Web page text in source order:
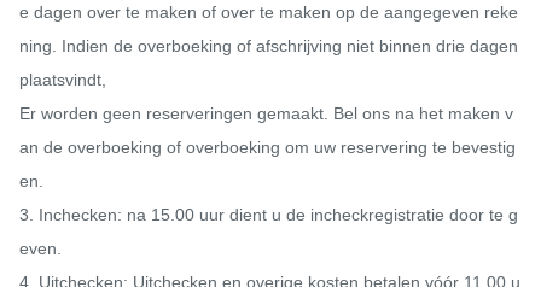
e dagen over te maken of over te maken op de aangegeven reke
ning. Indien de overboeking of afschrijving niet binnen drie dagen
plaatsvindt,
Er worden geen reserveringen gemaakt. Bel ons na het maken v
an de overboeking of overboeking om uw reservering te bevestig
en.
3. Inchecken: na 15.00 uur dient u de incheckregistratie door te g
even.
4. Uitchecken: Uitchecken en overige kosten betalen vóór 11.00 u